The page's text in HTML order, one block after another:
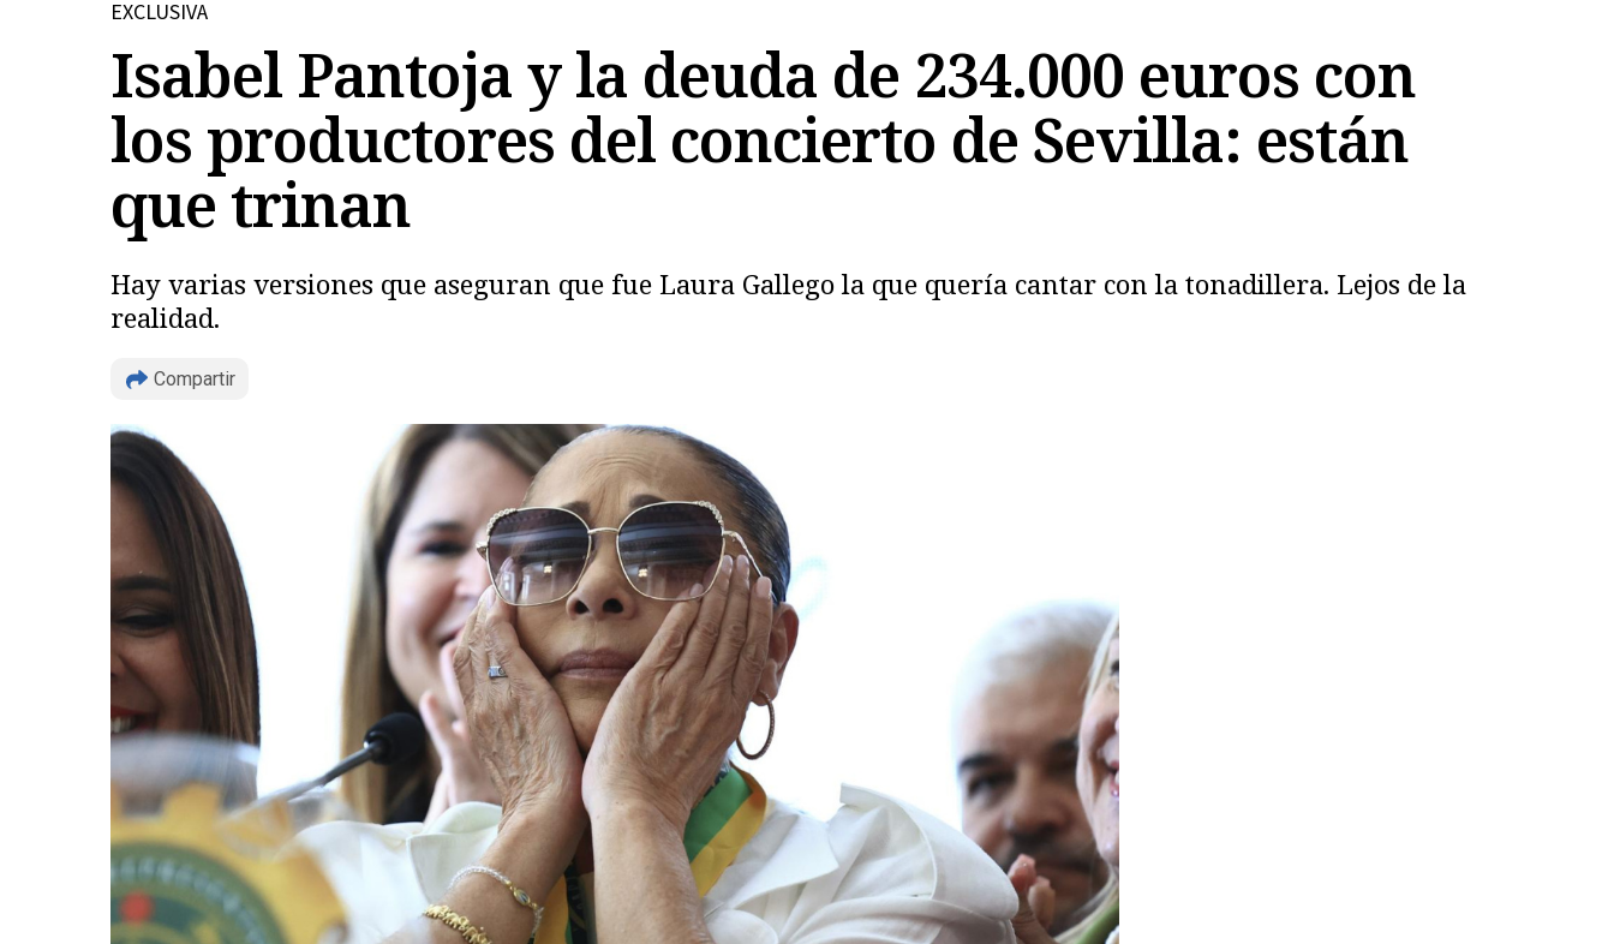
EXCLUSIVA
Isabel Pantoja y la deuda de 234.000 euros con
los productores del concierto de Sevilla: están
que trinan
Hay varias versiones que aseguran que fue Laura Gallego la que quería cantar con la tonadillera. Lejos de la
realidad.
Compartir